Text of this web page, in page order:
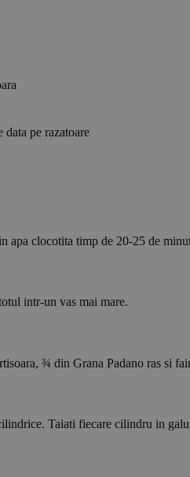
data pe razatoare
clocotita timp de 20-25 de
intr-un vas mai mare.
¾ din Grana Padano ras si
Taiati fiecare cilindru in